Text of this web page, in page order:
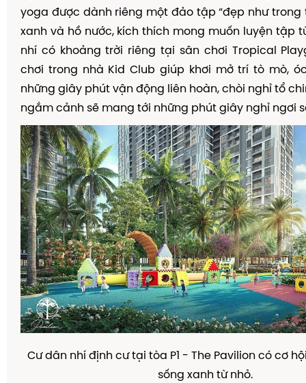
yoga được dành riêng một đảo tập“đẹp nhưtrong
xanh và hồnước, kích thích mong muốn luyện tập t
nhí cókhoảng trời riêng tại sân chơi Tropical
chơi trong nhà Kid Club giúp khơi mởtrí tò mò,
những giây phút vận động liên hoàn, chòi nghỉ tổ
ngắm cảnh sẽ mang tới những phút giây nghỉ ngơi s
Cưdân nhí định cưtại tòa P1 - The Pavilion cócơhộ
sống xanh từnhỏ.